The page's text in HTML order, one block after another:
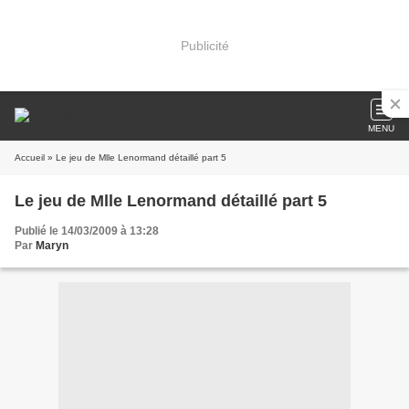
Publicité
MENU
Accueil » Le jeu de Mlle Lenormand détaillé part 5
Le jeu de Mlle Lenormand détaillé part 5
Publié le 14/03/2009 à 13:28
Par Maryn